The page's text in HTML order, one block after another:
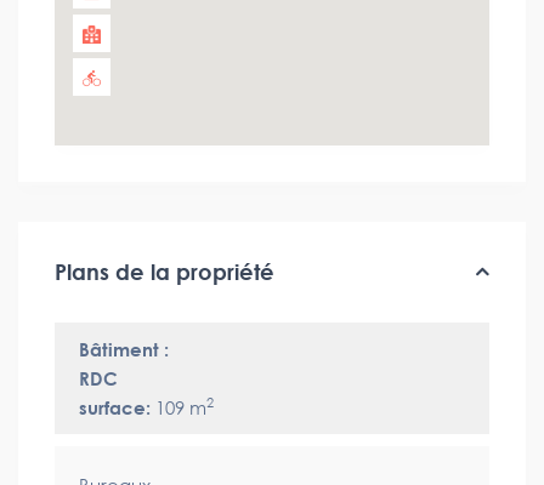
Plans de la propriété
Bâtiment :
RDC
surface: 109 m2